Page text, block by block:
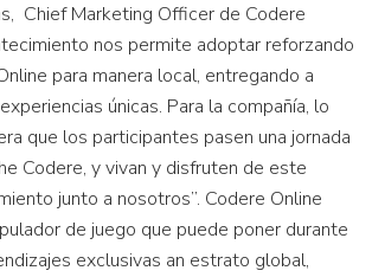
Chief Marketing Officer de Codere
nos permite adoptar reforzando
para manera local, entregando a
únicas. Para la compañía, lo
que los participantes pasen una jornada
Codere, y vivan y disfruten de este
junto a nosotros”. Codere Online
de juego que puede poner durante
exclusivas an estrato global,